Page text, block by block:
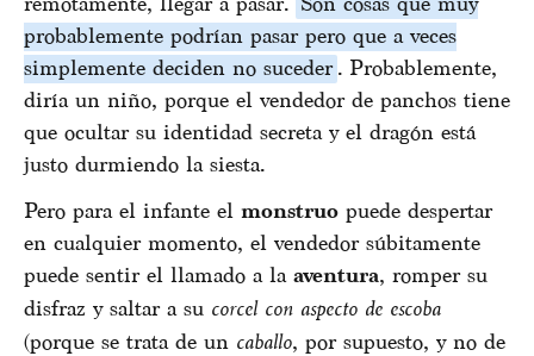
probablemente podrían pasar pero que a veces
simplemente deciden no suceder . Probablemente,
diría un niño, porque el vendedor de panchos tiene
que ocultar su identidad secreta y el dragón está
justo durmiendo la siesta.
Pero para el infante el monstruo puede despertar
en cualquier momento, el vendedor súbitamente
puede sentir el llamado a la aventura, romper su
disfraz y saltar a su corcel con aspecto de escoba
(porque se trata de un caballo, por supuesto, y no de